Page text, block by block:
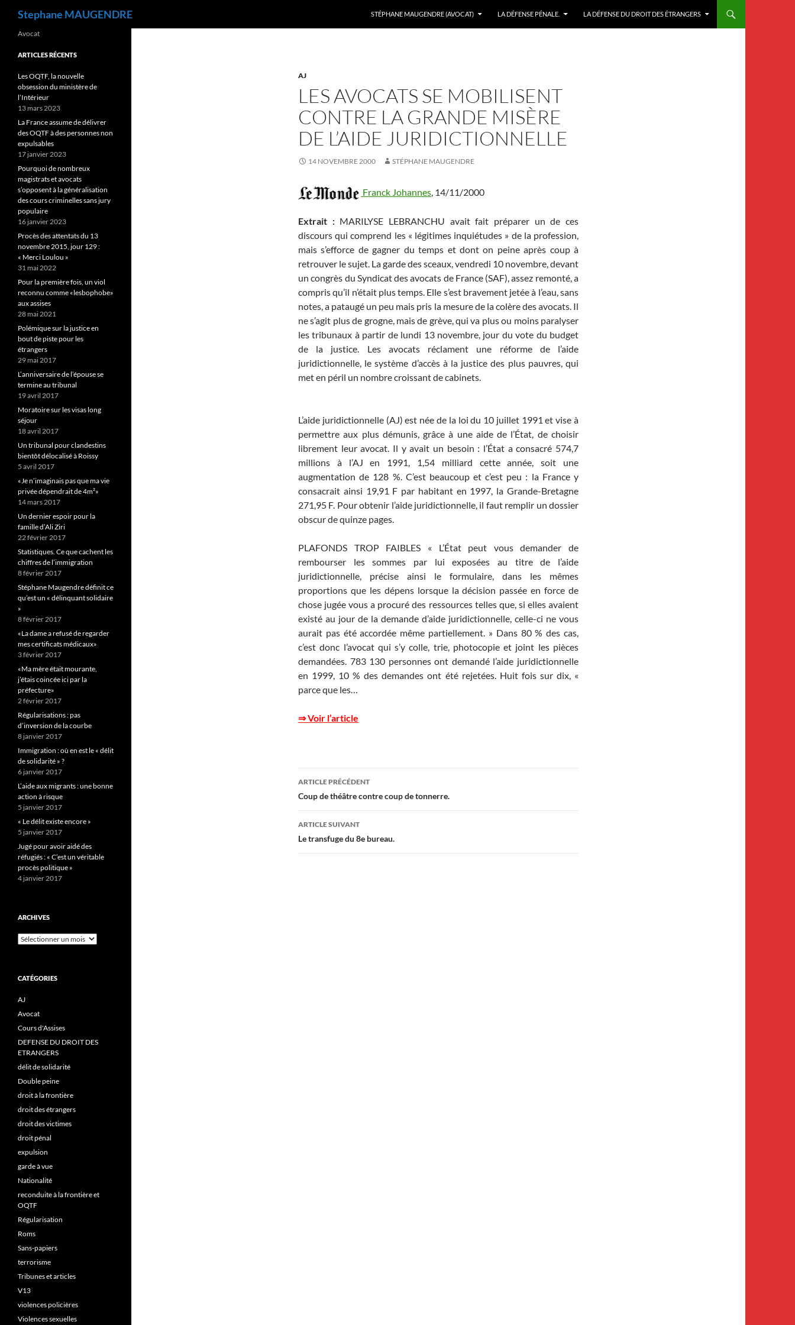
Stephane MAUGENDRE
STÉPHANE MAUGENDRE (AVOCAT)
LA DÉFENSE PÉNALE. LA DÉFENSE DU DROIT DES ÉTRANGERS
AJ
LES AVOCATS SE MOBILISENT
CONTRE LA GRANDE MISÈRE
DE L’AIDE JURIDICTIONNELLE
14 NOVEMBRE 2000 STÉPHANE MAUGENDRE
Franck Johannes, 14/11/2000
Extrait :MARILYSE LEBRANCHU avait fait préparer un de ces
discours qui comprend les « légitimes inquiétudes » de la profession,
mais s’efforce de gagner du temps et dont on peine après coup à
retrouver le sujet. La garde des sceaux, vendredi 10 novembre, devant
un congrès du Syndicat des avocats de France (SAF), assez remonté, a
compris qu’il n’était plus temps. Elle s’est bravement jetée à l’eau, sans
notes, a pataugé un peu mais pris la mesure de la colère des avocats. Il
ne s’agit plus de grogne, mais de grève, qui va plus ou moins paralyser
les tribunaux à partir de lundi 13 novembre, jour du vote du budget
de la justice. Les avocats réclament une réforme de l’aide
juridictionnelle, le système d’accès à la justice des plus pauvres, qui
met en péril un nombre croissant de cabinets.
L’aide juridictionnelle (AJ) est née de la loi du 10 juillet 1991 et vise à
permettre aux plus démunis, grâce à une aide de l’État, de choisir
librement leur avocat. Il y avait un besoin : l’État a consacré 574,7
millions à l’AJ en 1991, 1,54 milliard cette année, soit une
augmentation de 128 %. C’est beaucoup et c’est peu : la France y
consacrait ainsi 19,91 F par habitant en 1997, la Grande-Bretagne
271,95 F. Pour obtenir l’aide juridictionnelle, il faut remplir un dossier
obscur de quinze pages.
PLAFONDS TROP FAIBLES « L’État peut vous demander de
rembourser les sommes par lui exposées au titre de l’aide
juridictionnelle, précise ainsi le formulaire, dans les mêmes
proportions que les dépens lorsque la décision passée en force de
chose jugée vous a procuré des ressources telles que, si elles avaient
existé au jour de la demande d’aide juridictionnelle, celle-ci ne vous
aurait pas été accordée même partiellement. » Dans 80 % des cas,
c’est donc l’avocat qui s’y colle, trie, photocopie et joint les pièces
demandées. 783 130 personnes ont demandé l’aide juridictionnelle
en 1999, 10 % des demandes ont été rejetées. Huit fois sur dix, «
parce que les…
⇒ Voir l’article
Navigation
des
articles
ARTICLE PRÉCÉDENT
Coup de théâtre contre coup de tonnerre.
ARTICLE SUIVANT
Le transfuge du 8e bureau.
Avocat
ARTICLES RÉCENTS
Les OQTF, la nouvelle
obsession du ministère de
l’Intérieur
13 mars 2023
La France assume de délivrer
des OQTF à des personnes non
expulsables
17 janvier 2023
Pourquoi de nombreux
magistrats et avocats
s’opposent à la généralisation
des cours criminelles sans jury
populaire
16 janvier 2023
Procès des attentats du 13
novembre 2015, jour 129 :
« Merci Loulou »
31 mai 2022
Pour la première fois, un viol
reconnu comme «lesbophobe»
aux assises
28 mai 2021
Polémique sur la justice en
bout de piste pour les
étrangers
29 mai 2017
L’anniversaire de l’épouse se
termine au tribunal
19 avril 2017
Moratoire sur les visas long
séjour
18 avril 2017
Un tribunal pour clandestins
bientôt délocalisé à Roissy
5 avril 2017
«Je n’imaginais pas que ma vie
privée dépendrait de 4m²»
14 mars 2017
Un dernier espoir pour la
famille d’Ali Ziri
22 février 2017
Statistiques. Ce que cachent les
chiffres de l’immigration
8 février 2017
Stéphane Maugendre définit ce
qu’est un « délinquant solidaire
»
8 février 2017
«La dame a refusé de regarder
mes certificats médicaux»
3 février 2017
«Ma mère était mourante,
j’étais coincée ici par la
préfecture»
2 février 2017
Régularisations : pas
d’inversion de la courbe
8 janvier 2017
Immigration : où en est le « délit
de solidarité » ?
6 janvier 2017
L’aide aux migrants : une bonne
action à risque
5 janvier 2017
« Le délit existe encore »
5 janvier 2017
Jugé pour avoir aidé des
réfugiés : « C’est un véritable
procès politique »
4 janvier 2017
ARCHIVES
Archives
CATÉGORIES
AJ
Avocat
Cours d'Assises
DEFENSE DU DROIT DES
ETRANGERS
délit de solidarité
Double peine
droit à la frontière
droit des étrangers
droit des victimes
droit pénal
expulsion
garde à vue
Nationalité
reconduite à la frontière et
OQTF
Régularisation
Roms
Sans-papiers
terrorisme
Tribunes et articles
V13
violences policières
Violences sexuelles